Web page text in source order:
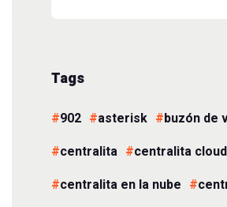
Tags
902 asterisk
buzón de
centralita
centralita cloud
centralita en la nube